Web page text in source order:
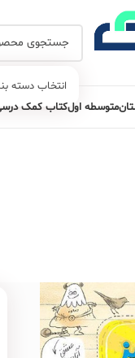
انتخاب دسته
متوسطه اولکتاب کمک